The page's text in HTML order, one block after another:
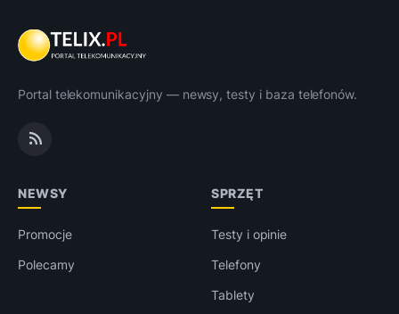
Portal telekomunikacyjny — newsy, testy i baza telefonów.
NEWSY
Promocje
Polecamy
SPRZĘT
Testy i opinie
Telefony
Tablety